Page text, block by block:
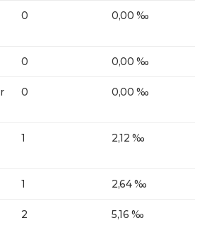
0 0,00 ‰
0 0,00 ‰
0 0,00 ‰
1 2,12 ‰
1 2,64 ‰
2 5,16 ‰